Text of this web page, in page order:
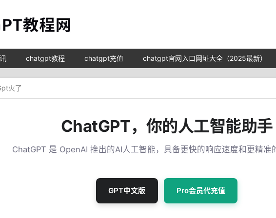
chatgpt教程 chatgpt充值 chatgpt官网入口网址大全（2025最新）
火了
ChatGPT，你的人工智能助手
ChatGPT 是 OpenAI 推出的AI人工智能，具备更快的响应速度和更精准
GPT中文版 Pro会员代充值